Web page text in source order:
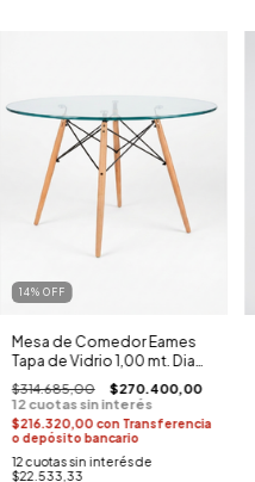
14% OFF
Mesa de Comedor Eames
Tapa de Vidrio 1,00 mt. Diam
(Base Madera)
$314.685,00 $270.400,00
$216.320,00 con Transferencia
o depósito bancario
12 cuotas sin interés de
$22.533,33